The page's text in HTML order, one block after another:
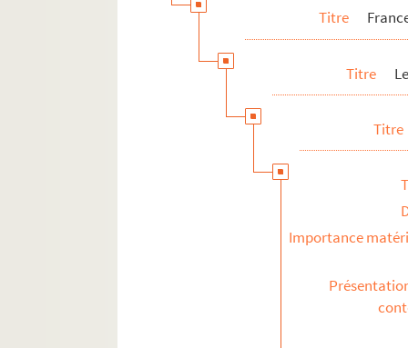
France-Soir Magazine
Radiodiffusion
Titre
Titre
Titre
Importance